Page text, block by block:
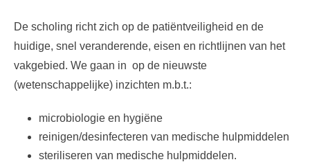
De scholing richt zich op de patiëntveiligheid en de
huidige, snel veranderende, eisen en richtlijnen van het
vakgebied. We gaan in op de nieuwste
(wetenschappelijke) inzichten m.b.t.:
microbiologie en hygiëne
reinigen/desinfecteren van medische hulpmiddelen
steriliseren van medische hulpmiddelen.